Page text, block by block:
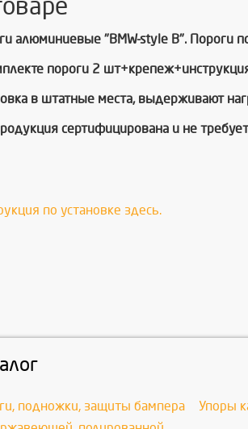
алюминиевые "BMW-style В". Пороги
пороги 2
в штатные места, выдерживают
сертифицирована и не
по установке здесь.
подножки, защиты бампера
Упоры